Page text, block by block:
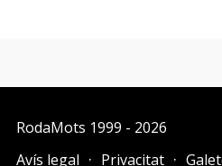
RodaMots 1999 - 2026
Avís legal
Privacitat